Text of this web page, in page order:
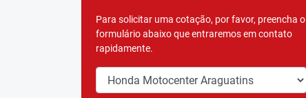
Para solicitar uma cotação, por favor, preencha o
formulário abaixo que entraremos em contato
rapidamente.